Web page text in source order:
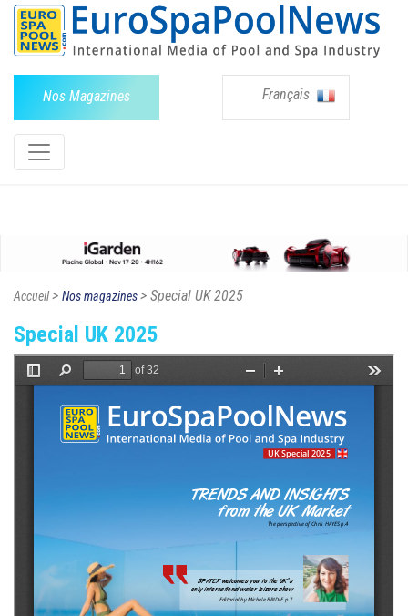
Nos Magazines Français
Accueil> Nos magazines> Special UK 2025
Special UK 2025